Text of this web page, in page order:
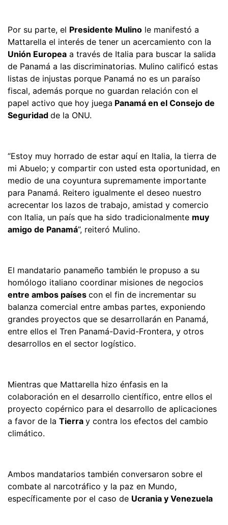
Por su parte, el Presidente Mulino le manifestó a
Mattarella el interés de tener un acercamiento con la
Unión Europea a través de Italia para buscar la salida
de Panamá a las discriminatorias. Mulino calificó estas
listas de injustas porque Panamá no es un paraíso
fiscal, además porque no guardan relación con el
papel activo que hoy juega Panamá en el Consejo de
Seguridad de la ONU.
“Estoy muy horrado de estar aquí en Italia, la tierra de
mi Abuelo; y compartir con usted esta oportunidad, en
medio de una coyuntura supremamente importante
para Panamá. Reitero igualmente el deseo nuestro
acrecentar los lazos de trabajo, amistad y comercio
con Italia, un país que ha sido tradicionalmente muy
amigo de Panamá”, reiteró Mulino.
El mandatario panameño también le propuso a su
homólogo italiano coordinar misiones de negocios
entre ambos países con el fin de incrementar su
balanza comercial entre ambas partes, exponiendo
grandes proyectos que se desarrollarán en Panamá,
entre ellos el Tren Panamá-David-Frontera, y otros
desarrollos en el sector logístico.
Mientras que Mattarella hizo énfasis en la
colaboración en el desarrollo científico, entre ellos el
proyecto copérnico para el desarrollo de aplicaciones
a favor de la Tierra y contra los efectos del cambio
climático.
Ambos mandatarios también conversaron sobre el
combate al narcotráfico y la paz en Mundo,
específicamente por el caso de Ucrania y Venezuela